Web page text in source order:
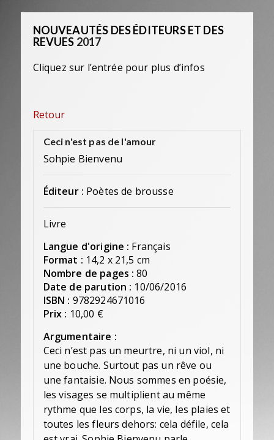
NOUVEAUTÉS DES ÉDITEURS ET DES
REVUES 2017
Cliquez sur l’entrée pour plus d’infos
Retour
Ceci n'est pas de l'amour
Sohpie Bienvenu
Éditeur : Poètes de brousse
Livre
Langue d'origine : Français
Format : 14,2 x 21,5 cm
Nombre de pages : 80
Date de parution : 10/06/2016
ISBN : 9782924671016
Prix : 10,00 €
Argumentaire :
Ceci n’est pas un meurtre, ni un viol, ni
une bouche. Surtout pas un rêve ou
une fantaisie. Nous sommes en poésie,
les visages se multiplient au même
rythme que les corps, la vie, les plaies et
toutes les fleurs dehors: cela défile, cela